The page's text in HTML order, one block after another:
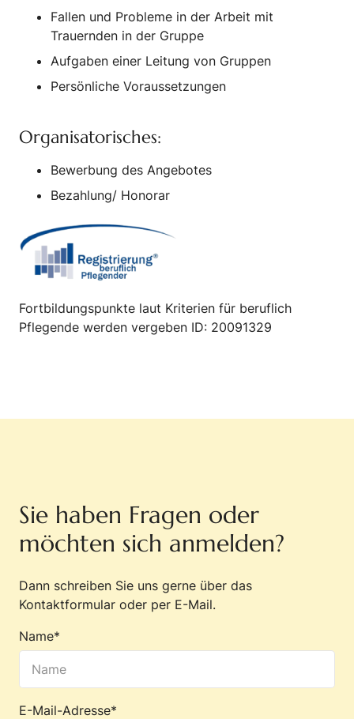
Fallen und Probleme in der Arbeit mit
Trauernden in der Gruppe
Aufgaben einer Leitung von Gruppen
Persönliche Voraussetzungen
Organisatorisches:
Bewerbung des Angebotes
Bezahlung/ Honorar
Fortbildungspunkte laut Kriterien für beruflich
Pflegende werden vergeben ID: 20091329
Sie haben Fragen oder
möchten sich anmelden?
Dann schreiben Sie uns gerne über das
Kontaktformular oder per E-Mail.
Name*
E-Mail-Adresse*